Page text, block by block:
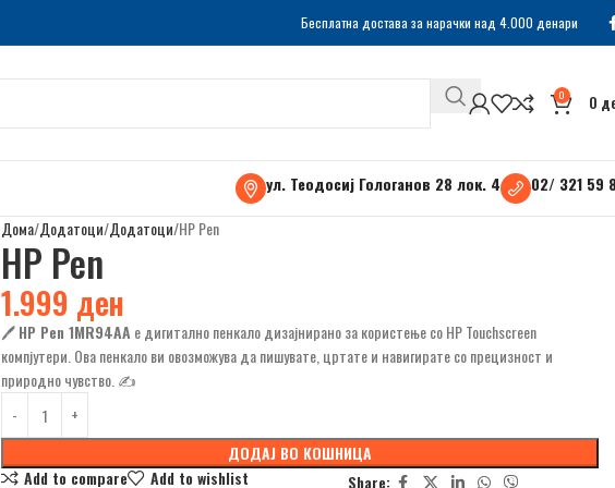
Бесплатна достава за нарачки над 4.000 денари
0 0
ул. Теодосиј Гологанов 28 лок. 4 02/ 321 59
Дома Додатоци Додатоци HP Pen
HP Pen
1.999 ден
🖊️HP Pen 1MR94AA е дигитално пенкало дизајнирано за користење со HP Touchscreen
компјутери. Ова пенкало ви овозможува да пишувате, цртате и навигирате со прецизност и
природно чувство. ✍️
ДОДАЈ ВО КОШНИЦА
Add to compare
Add to wishlist
Share: